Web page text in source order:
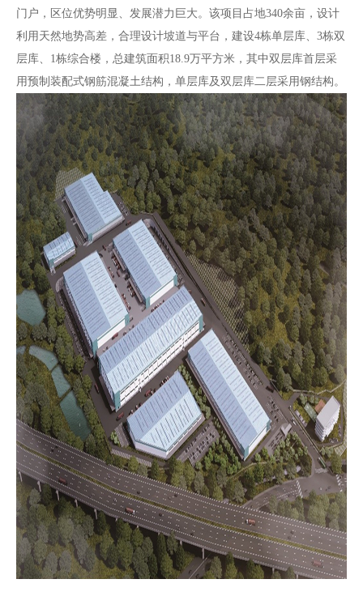
门户，区位优势明显、发展潜力巨大。该项目占地340余亩，设计
利用天然地势高差，合理设计坡道与平台，建设4栋单层库、3栋双
层库、1栋综合楼，总建筑面积18.9万平方米，其中双层库首层采
用预制装配式钢筋混凝土结构，单层库及双层库二层采用钢结构。